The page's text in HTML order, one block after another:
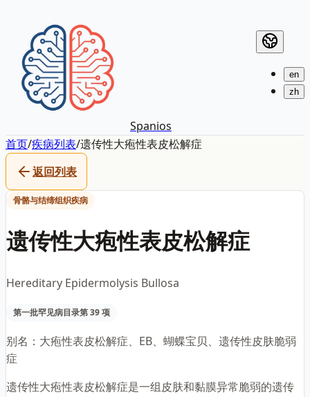
Spanios
en
zh
首页/疾病列表/遗传性大疱性表皮松解症
返回列表
骨骼与结缔组织疾病
遗传性大疱性表皮松解症
Hereditary Epidermolysis Bullosa
第一批罕见病目录第 39 项
别名： 大疱性表皮松解症、EB、蝴蝶宝贝、遗传性皮肤脆弱
症
遗传性大疱性表皮松解症是一组皮肤和黏膜异常脆弱的遗传